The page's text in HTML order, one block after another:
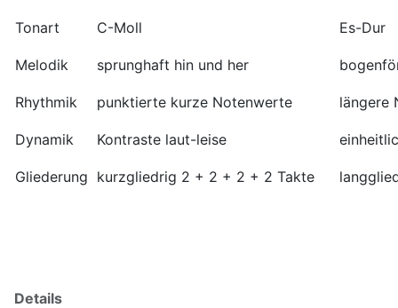
Tonart C-Moll Es-Dur
Melodik sprunghaft hin und her
Rhythmik punktierte kurze Notenwerte längere
Dynamik Kontraste laut-leise
Gliederung kurzgliedrig 2 + 2 + 2 + 2 Takte
Details